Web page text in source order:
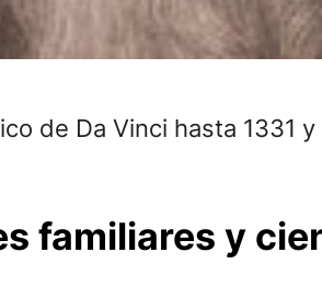
de Da Vinci hasta 1331
familiares y